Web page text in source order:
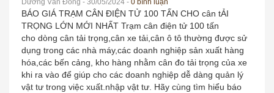
Dương Văn Đông - 30/05/2024 - 0 bình luận
BÁO GIÁ TRẠM CÂN ĐIỆN TỬ 100 TẤN CHO cân tẢI
TRỌNG LỚN MỚI NHẤT Trạm cân điện tử 100 tấn
cho dòng cân tải trọng,cân xe tải,cân ô tô thường được sử
dụng trong các nhà máy,các doanh nghiệp sản xuất hàng
hóa,các bến cảng, kho hàng nhằm cân đo tải trọng của xe
khi ra vào để giúp cho các doanh nghiệp dễ dàng quản lý
vật tư trong việc xuất.nhập vật tư. Hãy cùng tìm hiểu báo